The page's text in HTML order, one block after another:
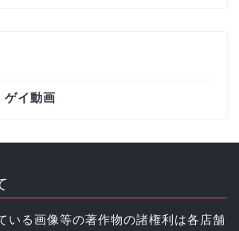
ゲイ動画
いる画像等の著作物の諸権利は各店舗